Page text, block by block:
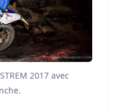
2017 avec